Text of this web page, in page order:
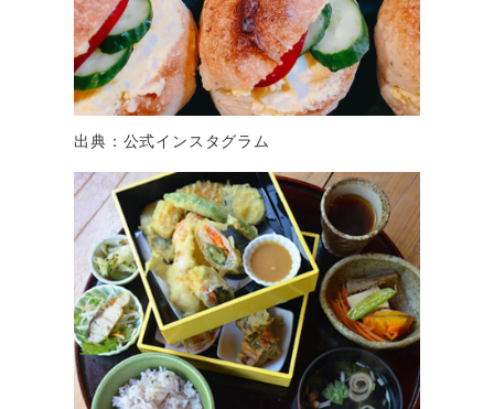
出典：公式インスタグラム